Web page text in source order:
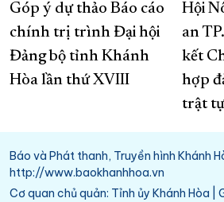
Góp ý dự thảo Báo cáo
chính trị trình Đại hội
Đảng bộ tỉnh Khánh
Hòa lần thứ XVIII
Hội
an
kết
hợp
trật tự
Báo và Phát thanh, Truyền hình Khánh
http://www.baokhanhhoa.vn
Cơ quan chủ quản: Tỉnh ủy Khánh Hòa |